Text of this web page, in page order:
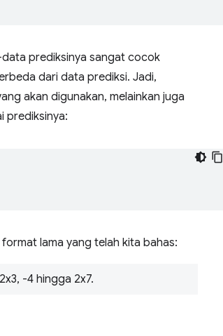
prediksinya sangat cocok
dari data prediksi. Jadi,
akan digunakan, melainkan juga
prediksinya:
lama yang telah kita bahas:
-4 hingga 2x7.